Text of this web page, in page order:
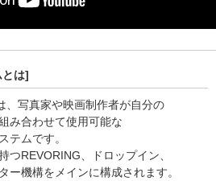
は]
、写真家や映画制作者が自分の
み合わせて使用可能な
テムです。
つREVORING、ドロップイン、
機構をメインに構成されます。